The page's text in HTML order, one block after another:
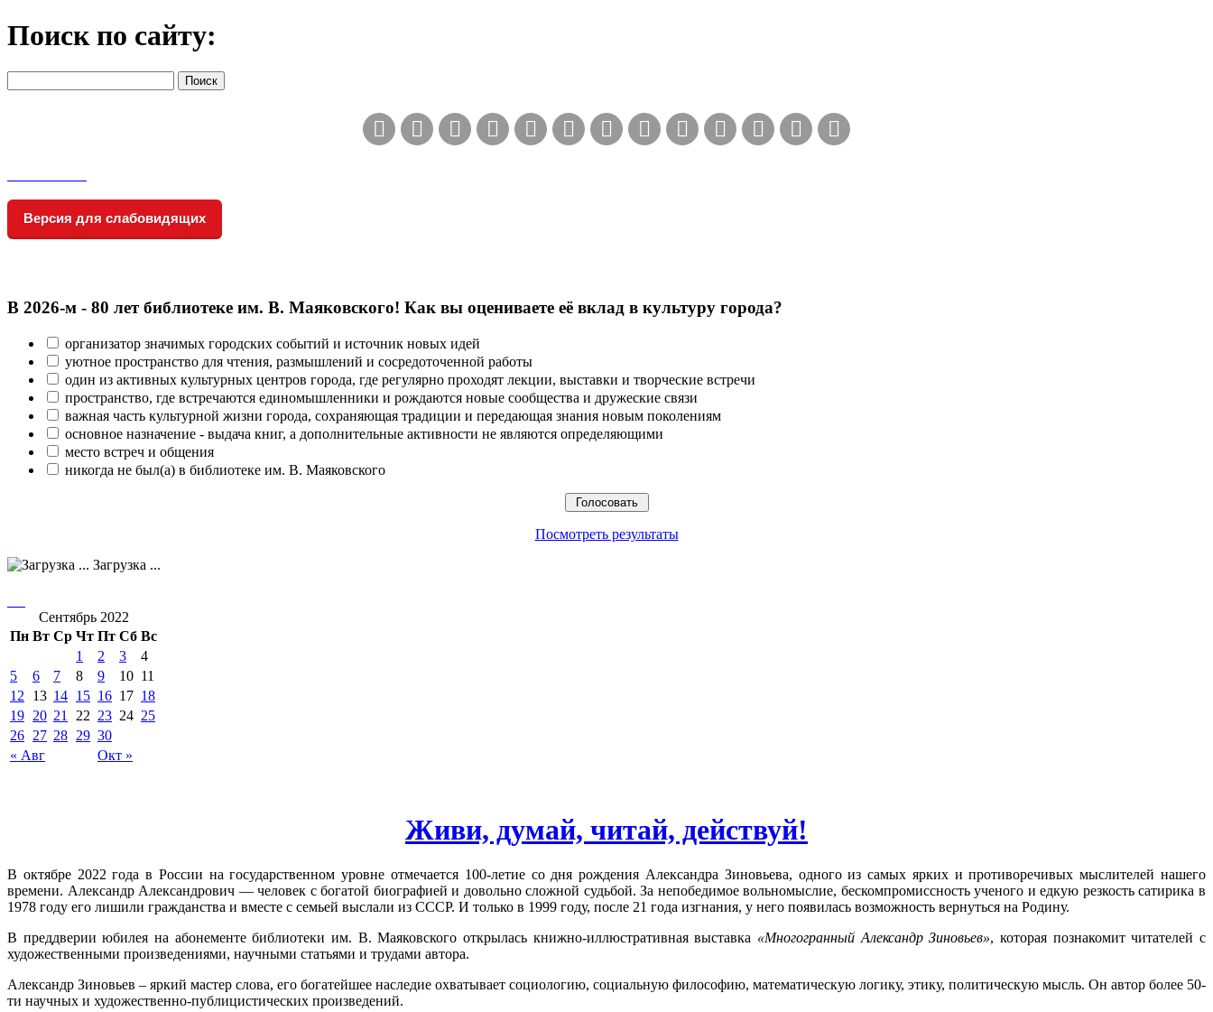
Поиск по сайту:
Версия для слабовидящих
В 2026‑м - 80 лет библиотеке им. В. Маяковского! Как вы оцениваете её вклад в культуру города?
организатор значимых городских событий и источник новых идей
уютное пространство для чтения, размышлений и сосредоточенной работы
один из активных культурных центров города, где регулярно проходят лекции, выставки и творческие встречи
пространство, где встречаются единомышленники и рождаются новые сообщества и дружеские связи
важная часть культурной жизни города, сохраняющая традиции и передающая знания новым поколениям
основное назначение - выдача книг, а дополнительные активности не являются определяющими
место встреч и общения
никогда не был(а) в библиотеке им. В. Маяковского
Посмотреть результаты
Загрузка ...
Сентябрь 2022
Пн Вт Ср Чт Пт Сб Вс
« Авг Окт »
1 2 3
4
5
6 7 8 9 10 11
12
13 14 15 16 17 18
19 20 21 22 23 24 25
26 27 28 29 30
Живи, думай, читай, действуй!
В октябре 2022 года в России на государственном уровне отмечается 100-летие со дня рождения Александра Зиновьева, одного из самых ярких и противоречивых мыслителей нашего
времени. Александр Александрович — человек с богатой биографией и довольно сложной судьбой. За непобедимое вольномыслие, бескомпромиссность ученого и едкую резкость сатирика в
1978 году его лишили гражданства и вместе с семьей выслали из СССР. И только в 1999 году, после 21 года изгнания, у него появилась возможность вернуться на Родину.
В преддверии юбилея на абонементе библиотеки им. В. Маяковского открылась книжно-иллюстративная выставка «Многогранный Александр Зиновьев», которая познакомит читателей с
художественными произведениями, научными статьями и трудами автора.
Александр Зиновьев – яркий мастер слова, его богатейшее наследие охватывает социологию, социальную философию, математическую логику, этику, политическую мысль. Он автор более 50-
ти научных и художественно-публицистических произведений.